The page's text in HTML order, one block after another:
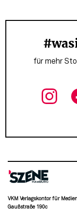
für mehr
VKM Verlagskontor für
Gaußstraße 190c